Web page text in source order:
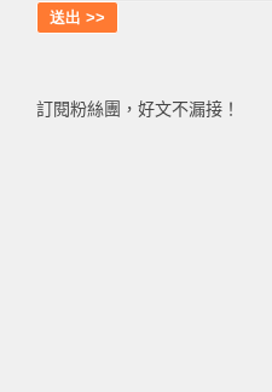
訂閱粉絲團，好文不漏接！